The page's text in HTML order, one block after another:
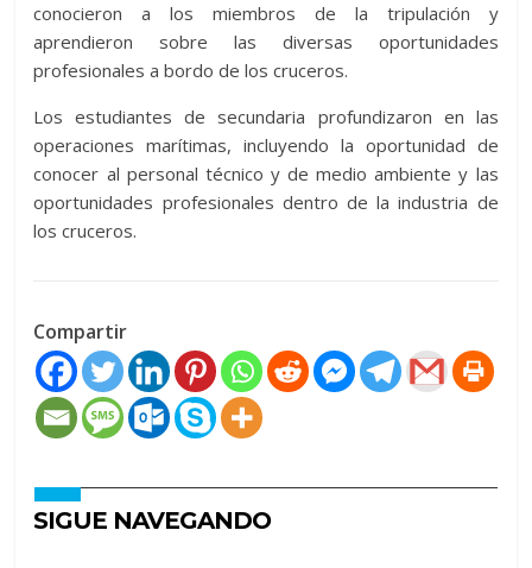
conocieron a los miembros de la tripulación y
aprendieron sobre las diversas oportunidades
profesionales a bordo de los cruceros.
Los estudiantes de secundaria profundizaron en las
operaciones marítimas, incluyendo la oportunidad de
conocer al personal técnico y de medio ambiente y las
oportunidades profesionales dentro de la industria de
los cruceros.
Compartir
SIGUE NAVEGANDO